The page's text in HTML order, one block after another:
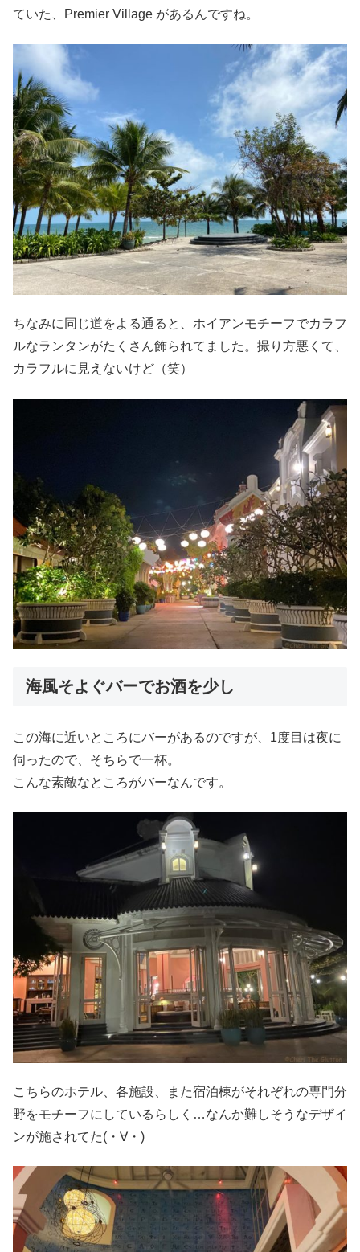
ていた、Premier Village があるんですね。
ちなみに同じ道をよる通ると、ホイアンモチーフでカラフ
ルなランタンがたくさん飾られてました。撮り方悪くて、
カラフルに見えないけど（笑）
海風そよぐバーでお酒を少し
この海に近いところにバーがあるのですが、1度目は夜に
伺ったので、そちらで一杯。
こんな素敵なところがバーなんです。
こちらのホテル、各施設、また宿泊棟がそれぞれの専門分
野をモチーフにしているらしく…なんか難しそうなデザイ
ンが施されてた(・∀・)